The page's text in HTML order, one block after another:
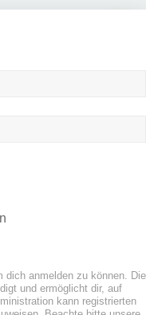
dich anmelden zu können. Die
und ermöglicht dir, auf
kann registrierten